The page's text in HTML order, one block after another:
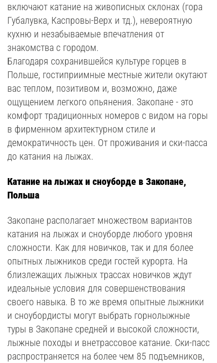
включают катание на живописных склонах (гора
Губалувка, Каспровы-Верх и тд.), невероятную
кухню и незабываемые впечатления от
знакомства с городом.
Благодаря сохранившейся культуре горцев в
Польше, гостиприимные местные жители окутают
вас теплом, позитивом и, возможно, даже
ощущением легкого опьянения. Закопане - это
комфорт традиционных номеров с видом на горы
в фирменном архитектурном стиле и
демократичность цен. От проживания и ски-пасса
до катания на лыжах.
Катание на лыжах и сноуборде в Закопане,
Польша
Закопане располагает множеством вариантов
катания на лыжах и сноуборде любого уровня
сложности. Как для новичков, так и для более
опытных лыжников среди гостей курорта. На
близлежащих лыжных трассах новичков ждут
идеальные условия для совершенствования
своего навыка. В то же время опытные лыжники
и сноубордисты могут выбрать горнолыжные
туры в Закопане средней и высокой сложности,
лыжные походы и внетрассовое катание. Ски-пасс
распространяется на более чем 85 подъемников,